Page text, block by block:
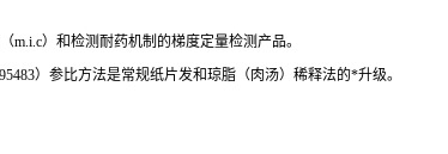
m.i.c）和检测耐药机制的梯度定量检测产品。
）参比方法是常规纸片发和琼脂（肉汤）稀释法的*升级。